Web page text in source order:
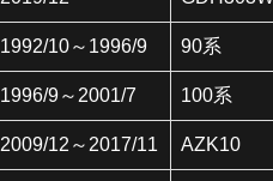
1992/10～1996/9 90系
1996/9～2001/7 100系
2009/12～2017/11 AZK10